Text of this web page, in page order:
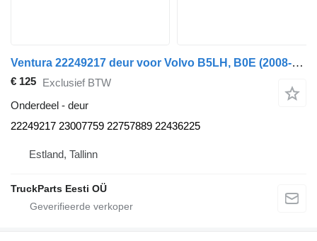
Ventura 22249217 deur voor Volvo B5LH, B0E (2008-) bus
€ 125 Exclusief BTW
Onderdeel - deur
22249217 23007759 22757889 22436225
Estland, Tallinn
TruckParts Eesti OÜ